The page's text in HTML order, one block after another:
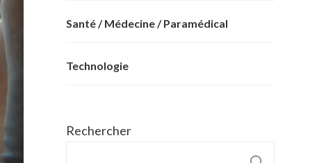
Santé / Médecine / Paramédical
Technologie
Rechercher